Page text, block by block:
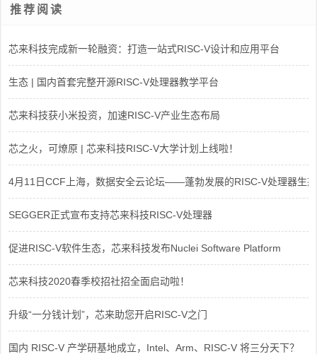
推荐阅读
芯来科技完成新一轮融资：打造一站式RISC-V设计和应用平台
生态 | 国内首套完整开源RISC-V处理器教学平台
芯来科技获小米投资，加速RISC-V产业生态布局
芯之火，可燎原 | 芯来科技RISC-V大学计划上线啦！
4月11日CCF上海，数据安全云论坛——蓬勃发展的RISC-V处理器生态
SEGGER正式宣布支持芯来科技RISC-V处理器
促进RISC-V软件生态，芯来科技发布Nuclei Software Platform
芯来科技2020春季校招社招全面启动啦！
升级“一分钱计划”，芯来助您开启RISC-V之门
国内 RISC-V 产学研基地成立，Intel、Arm、RISC-V 将三分天下？